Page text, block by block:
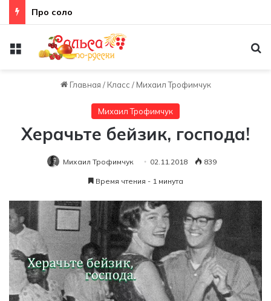
Про соло
Меню
Главная / Класс / Михаил Трофимчук
Михаил Трофимчук
Херачьте бейзик, господа!
Михаил Трофимчук 02.11.2018 839
Время чтения - 1 минута